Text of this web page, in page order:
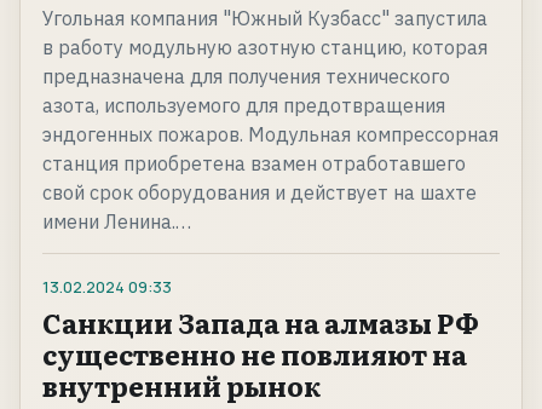
Угольная компания "Южный Кузбасс" запустила
в работу модульную азотную станцию, которая
предназначена для получения технического
азота, используемого для предотвращения
эндогенных пожаров. Модульная компрессорная
станция приобретена взамен отработавшего
свой срок оборудования и действует на шахте
имени Ленина.…
13.02.2024 09:33
Санкции Запада на алмазы РФ
существенно не повлияют на
внутренний рынок